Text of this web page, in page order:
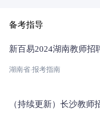
备考指导
新百易2024湖南教师招
湖南省·报考指南
（持续更新）长沙教